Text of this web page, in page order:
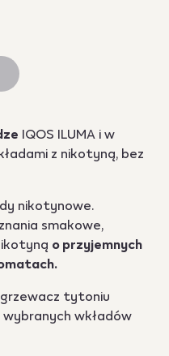
IQOS ILUMA i w
z nikotyną, bez
nikotynowe.
smakowe,
o przyjemnych
tytoniu
wybranych wkładów